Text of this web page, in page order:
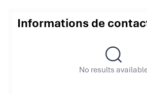
Informations de
No results